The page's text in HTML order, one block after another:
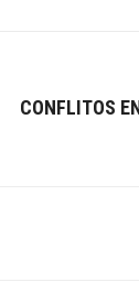
CONFLITOS